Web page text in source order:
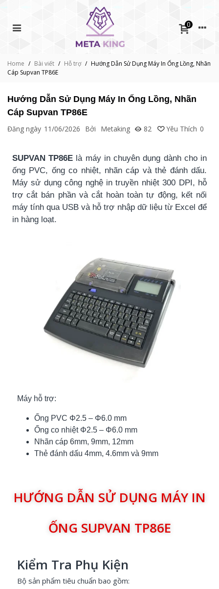
0
Home / Bài viết / Hỗ trợ / Hướng Dẫn Sử Dụng Máy In Ống Lồng, Nhãn
Cáp Supvan TP86E
Hướng Dẫn Sử Dụng Máy In Ống Lồng, Nhãn
Cáp Supvan TP86E
Đăng ngày 11/06/2026 Bởi Metaking 82 Yêu Thích 0
SUPVAN TP86E là máy in chuyên dụng dành cho in
ống PVC, ống co nhiệt, nhãn cáp và thẻ đánh dấu.
Máy sử dụng công nghệ in truyền nhiệt 300 DPI, hỗ
trợ cắt bán phần và cắt hoàn toàn tự động, kết nối
máy tính qua USB và hỗ trợ nhập dữ liệu từ Excel để
in hàng loạt.
Máy hỗ trợ:
Ống PVC Φ2.5 – Φ6.0 mm
Ống co nhiệt Φ2.5 – Φ6.0 mm
Nhãn cáp 6mm, 9mm, 12mm
Thẻ đánh dấu 4mm, 4.6mm và 9mm
HƯỚNG DẪN SỬ DỤNG MÁY IN
ỐNG SUPVAN TP86E
Kiểm Tra Phụ Kiện
Bộ sản phẩm tiêu chuẩn bao gồm: